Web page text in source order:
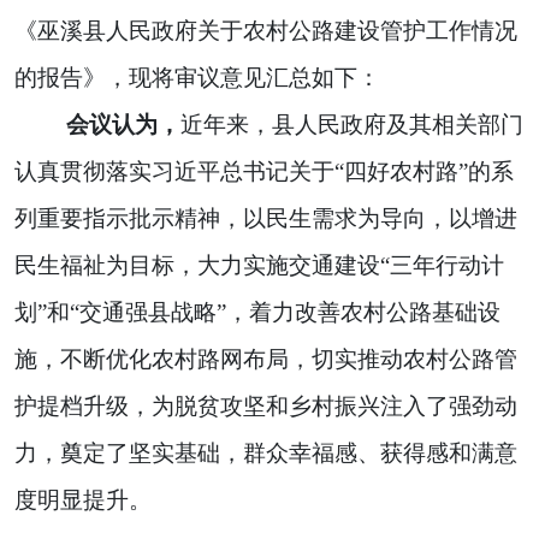
《巫溪县人民政府关于农村公路建设管护工作情况
的报告》，现将审议意见汇总如下：
会议认为， 近年来，县人民政府及其相关部门
认真贯彻落实习近平总书记关于“四好农村路”的系
列重要指示批示精神，以民生需求为导向，以增进
民生福祉为目标，大力实施交通建设“三年行动计
划”和“交通强县战略”，着力改善农村公路基础设
施，不断优化农村路网布局，切实推动农村公路管
护提档升级，为脱贫攻坚和乡村振兴注入了强劲动
力，奠定了坚实基础，群众幸福感、获得感和满意
度明显提升。